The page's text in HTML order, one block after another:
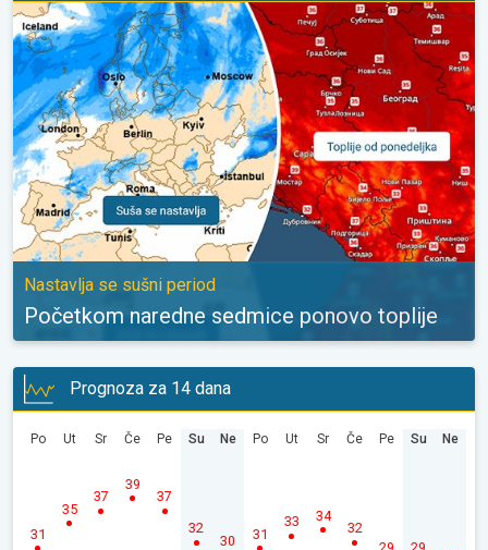
Početkom naredne sedmice ponovo toplije. Nastavlja se sušni
Nastavlja se sušni period
Početkom naredne sedmice ponovo toplije
Prognoza za 14 dana
Po
31
Ut
35
Sr
37
Če
39
Pe
37
Su
32
Ne
30
Po
31
Ut
33
Sr
34
Če
32
Pe
29
Su
29
Ne